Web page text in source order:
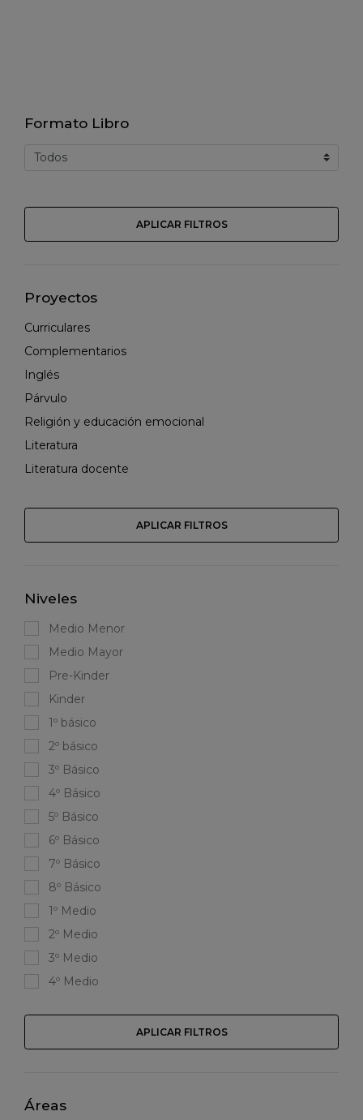
Formato Libro
APLICAR FILTROS
Proyectos
Curriculares
Complementarios
Inglés
Párvulo
Religión y educación emocional
Literatura
Literatura docente
APLICAR FILTROS
Niveles
Medio Menor
Medio Mayor
Pre-Kinder
Kinder
1º básico
2º básico
3º Básico
4º Básico
5º Básico
6º Básico
7º Básico
8º Básico
1º Medio
2º Medio
3º Medio
4º Medio
APLICAR FILTROS
Áreas